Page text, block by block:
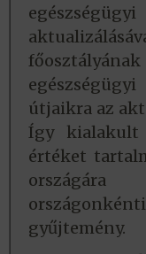
útjaikra az
Így kialakult
értéket
országára
gyűjtemény.